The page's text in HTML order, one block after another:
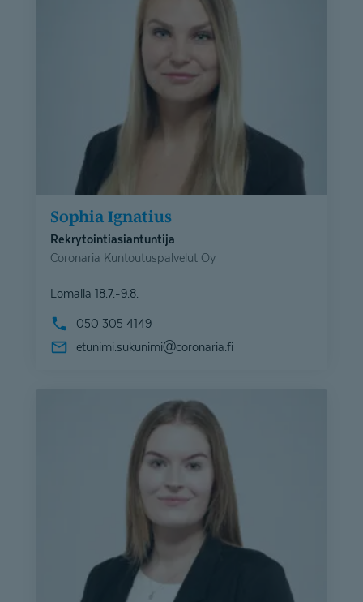
Sophia Ignatius
Rekrytointiasiantuntija
Coronaria Kuntoutuspalvelut Oy
Lomalla 18.7.-9.8.
050 305 4149
etunimi.sukunimi@coronaria.fi